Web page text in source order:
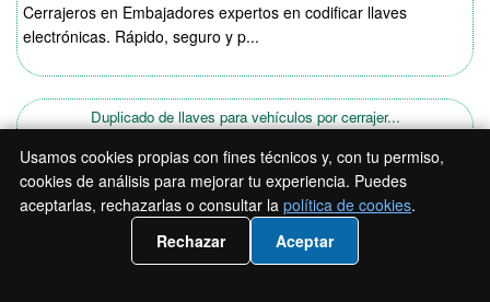
Cerrajeros en Embajadores expertos en codificar llaves
electrónicas. Rápido, seguro y p...
Duplicado de llaves para vehículos por cerrajer...
vehículos rápido y seguro....
Duplicado de llaves por cerrajeros en Embajadores
Duplicado de llaves rápido y seguro en Embajadores.
📲 Llámanos 919930162
Usamos cookies propias con fines técnicos y, con tu permiso,
cookies de análisis para mejorar tu experiencia. Puedes
aceptarlas, rechazarlas o consultar la política de cookies.
Rechazar
Aceptar